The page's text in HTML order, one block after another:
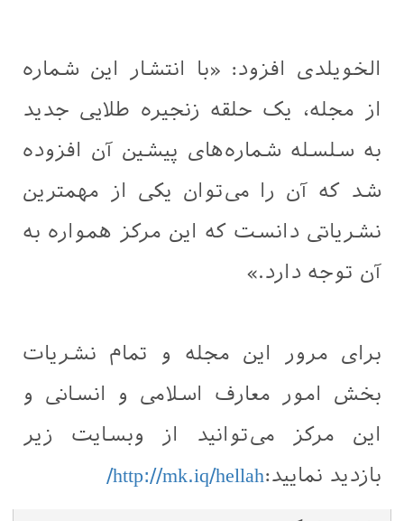
الخویلدی افزود: «با انتشار این شماره
از مجله، یک حلقه زنجیره طلایی جدید
به سلسله شماره‌های پیشین آن افزوده
شد که آن را می‌توان یکی از مهمترین
نشریاتی دانست که این مرکز همواره به
آن توجه دارد.»
برای مرور این مجله و تمام نشریات
بخش امور معارف اسلامی و انسانی و
این مرکز می‌توانید از وبسایت زیر
بازدید نمایید:http://mk.iq/hellah/